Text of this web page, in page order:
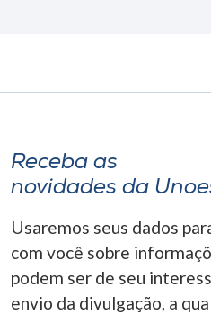
Receba as
novidades da
Usaremos seus dados
com você sobre
podem ser de seu
envio da divulgação, a